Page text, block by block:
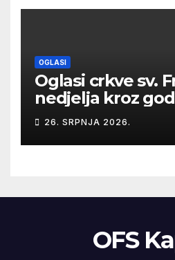
OGLASI
Oglasi crkve sv.
nedjelja kroz
26. SRPNJA 2026.
OFS